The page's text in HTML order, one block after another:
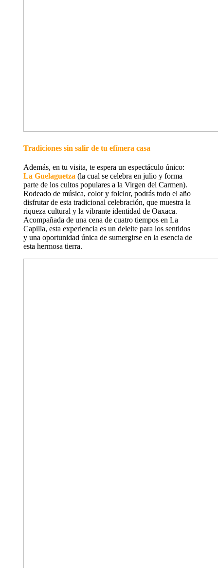
Tradiciones sin salir de tu efímera casa
Además, en tu visita, te espera un espectáculo único:
La Guelaguetza (la cual se celebra en julio y forma
parte de los cultos populares a la Virgen del Carmen).
Rodeado de música, color y folclor, podrás todo el año
disfrutar de esta tradicional celebración, que muestra la
riqueza cultural y la vibrante identidad de Oaxaca.
Acompañada de una cena de cuatro tiempos en La
Capilla, esta experiencia es un deleite para los sentidos
y una oportunidad única de sumergirse en la esencia de
esta hermosa tierra.